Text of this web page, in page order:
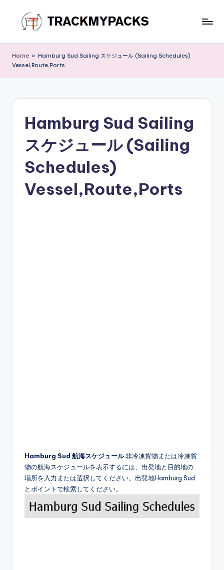
content
r
a
M
Home » Hamburg Sud Sailing スケジュール (Sailing Schedules)
Vessel,Route,Ports
Hamburg Sud Sailing
スケジュール (Sailing
Schedules)
Vessel,Route,Ports
Hamburg Sud 航海スケジュール.非冷凍貨物または冷凍貨
物の航海スケジュールを表示するには、出発地と目的地の
場所を入力または選択してください。出発地Hamburg Sud
とポイントで検索してください。